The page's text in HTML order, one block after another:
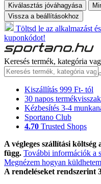
Kiválasztás jóváhagyása
Vissza a beállításokhoz
Töltsd le az alkalmazást
kuponkódot!
Keresés termék, kategória
Kiszállítás 999 Ft- tól
30 napos
Kézbesítés 3-4
Sportano Club
4.70 Trusted Shops
A végleges szállítási
függ. További információk a
Megnézem hogyan
A rendeléseket rendszerint